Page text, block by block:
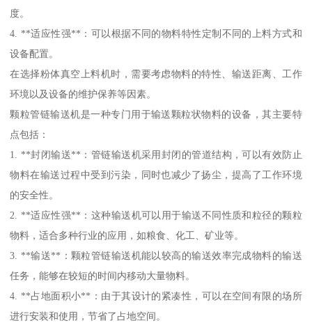
度。
4. **适应性强**：可以根据不同的物料特性定制不同的上料方式和
设备配置。
在选择粉体真空上料机时，需要考虑物料的特性、输送距离、工作
环境以及设备的维护保养等因素。
颗粒管链输送机是一种专门用于输送颗粒状物料的设备，其主要特
点包括：
1. **封闭输送**：管链输送机采用封闭的管道结构，可以有效防止
物料在输送过程中受到污染，同时也减少了扬尘，提高了工作环境
的安全性。
2. **适应性强**：这种输送机可以用于输送不同性质和粒径的颗粒
物料，适合多种行业的应用，如粮食、化工、矿业等。
3. **输送**：颗粒管链输送机能以较高的输送效率完成物料的输送
任务，能够在较短的时间内移动大量物料。
4. **占地面积小**：由于其设计的紧凑性，可以在空间有限的场所
进行安装和使用，节省了占地空间。